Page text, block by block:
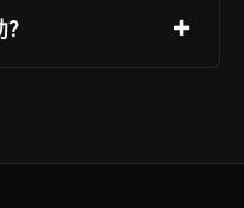
前市面上的主流硬件